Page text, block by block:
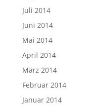
Juli 2014
Juni 2014
Mai 2014
April 2014
März 2014
Februar 2014
Januar 2014